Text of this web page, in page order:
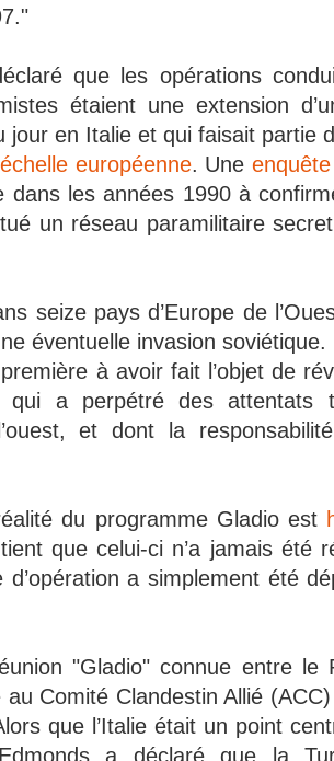
que les opérations
étaient une extension
jour en Italie et qui faisait partie
européenne. Une
dans les années 1990 à
un réseau paramilitaire
seize pays d’Europe de
éventuelle invasion
à avoir fait l’objet de
qui a perpétré des attentats
et dont la
du programme Gladio est
que celui-ci n’a jamais été
a simplement été
"Gladio" connue entre le
au Comité Clandestin Allié
que l’Italie était un point
a déclaré que la